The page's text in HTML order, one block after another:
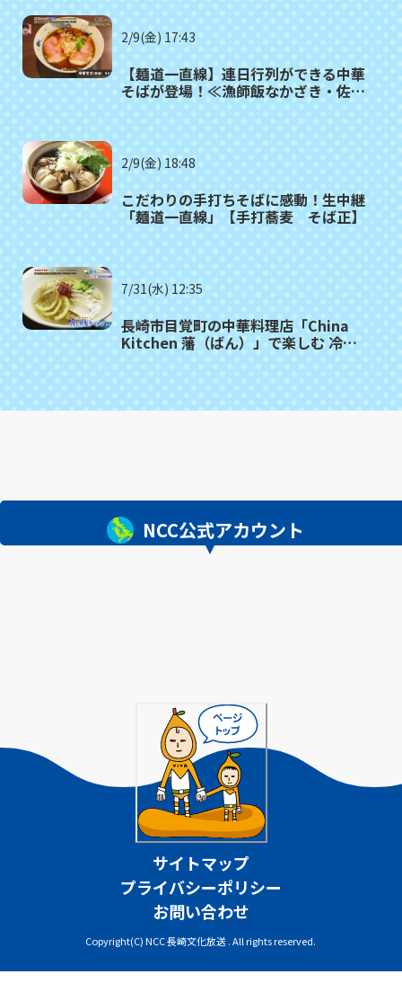
2/9(金) 17:43
【麺道一直線】連日行列ができる中華
そばが登場！≪漁師飯なかざき・佐々
2/9(金) 18:48
こだわりの手打ちそばに感動！生中継
「麺道一直線」【手打蕎麦 そば正】
7/31(水) 12:35
長崎市目覚町の中華料理店「China
Kitchen 藩（ばん）」で楽しむ 冷や
NCC公式アカウント
サイトマップ
プライバシーポリシー
お問い合わせ
Copyright(C) NCC 長崎文化放送 . All rights reserved.